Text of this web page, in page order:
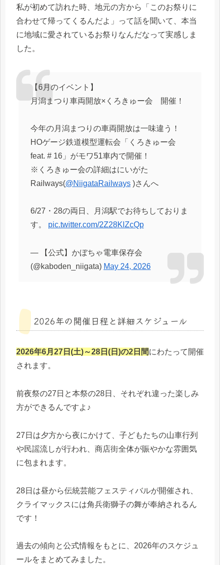
私が初めて訪れた時、地元の方から「このお祭りに
合わせて帰ってくるんだよ」って話を聞いて、本当
に地域に愛されているお祭りなんだなって実感しま
した。
【6月のイベント】
月潟まつり車両開放×くろきゅー会 開催！
今年の月潟まつりの車両開放は一味違う！
HOゲージ鉄道模型運転会「くろきゅー会
feat. # 16」がモワ51車内で開催！
※くろきゅー会の詳細はにいがた
Railways(@NiigataRailways)さんへ
6/27・28の両日、月潟駅でお待ちしておりま
す。 pic.twitter.com/2Z28KlZcQp
— 【公式】かぼちゃ電車保存会
(@kaboden_niigata) May 24, 2026
2026年の開催日程と詳細スケジュール
2026年6月27日(土)～28日(日)の2日間にわたって開催
されます。
前夜祭の27日と本祭の28日、それぞれ違った楽しみ
方ができるんですよ♪
27日は夕方から夜にかけて、子どもたちの山車行列
や民謡流しが行われ、商店街全体が賑やかな雰囲気
に包まれます。
28日は昼から伝統芸能フェスティバルが開催され、
クライマックスには角兵衛獅子の舞が奉納されるん
です！
過去の傾向と公式情報をもとに、2026年のスケジュ
ールをまとめてみました。